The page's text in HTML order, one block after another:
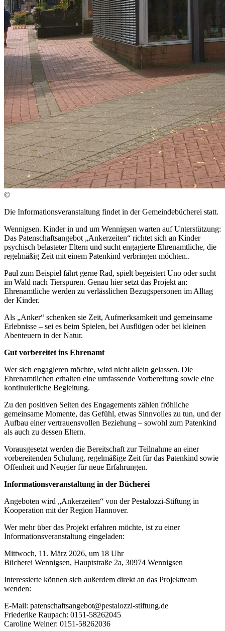
©
Die Informationsveranstaltung findet in der Gemeindebücherei statt.
Wennigsen. Kinder in und um Wennigsen warten auf Unterstützung:
Das Patenschaftsangebot „Ankerzeiten“ richtet sich an Kinder
psychisch belasteter Eltern und sucht engagierte Ehrenamtliche, die
regelmäßig Zeit mit einem Patenkind verbringen möchten..
Paul zum Beispiel fährt gerne Rad, spielt begeistert Uno oder sucht
im Wald nach Tierspuren. Genau hier setzt das Projekt an:
Ehrenamtliche werden zu verlässlichen Bezugspersonen im Alltag
der Kinder.
Als „Anker“ schenken sie Zeit, Aufmerksamkeit und gemeinsame
Erlebnisse – sei es beim Spielen, bei Ausflügen oder bei kleinen
Abenteuern in der Natur.
Gut vorbereitet ins Ehrenamt
Wer sich engagieren möchte, wird nicht allein gelassen. Die
Ehrenamtlichen erhalten eine umfassende Vorbereitung sowie eine
kontinuierliche Begleitung.
Zu den positiven Seiten des Engagements zählen fröhliche
gemeinsame Momente, das Gefühl, etwas Sinnvolles zu tun, und der
Aufbau einer vertrauensvollen Beziehung – sowohl zum Patenkind
als auch zu dessen Eltern.
Vorausgesetzt werden die Bereitschaft zur Teilnahme an einer
vorbereitenden Schulung, regelmäßige Zeit für das Patenkind sowie
Offenheit und Neugier für neue Erfahrungen.
Informationsveranstaltung in der Bücherei
Angeboten wird „Ankerzeiten“ von der Pestalozzi-Stiftung in
Kooperation mit der Region Hannover.
Wer mehr über das Projekt erfahren möchte, ist zu einer
Informationsveranstaltung eingeladen:
Mittwoch, 11. März 2026, um 18 Uhr
Bücherei Wennigsen, Hauptstraße 2a, 30974 Wennigsen
Interessierte können sich außerdem direkt an das Projektteam
wenden:
E-Mail: patenschaftsangebot@pestalozzi-stiftung.de
Friederike Raupach: 0151-58262045
Caroline Weiner: 0151-58262036